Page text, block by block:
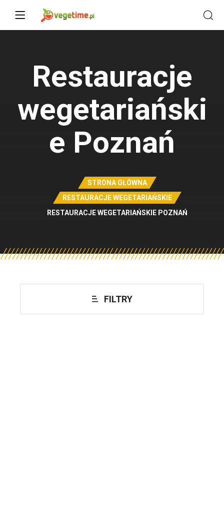
Restauracje
wegetariański
e Poznań
STRONA GŁÓWNA
RESTAURACJE WEGETARIAŃSKIE
RESTAURACJE WEGETARIAŃSKIE POZNAŃ
FILTRY